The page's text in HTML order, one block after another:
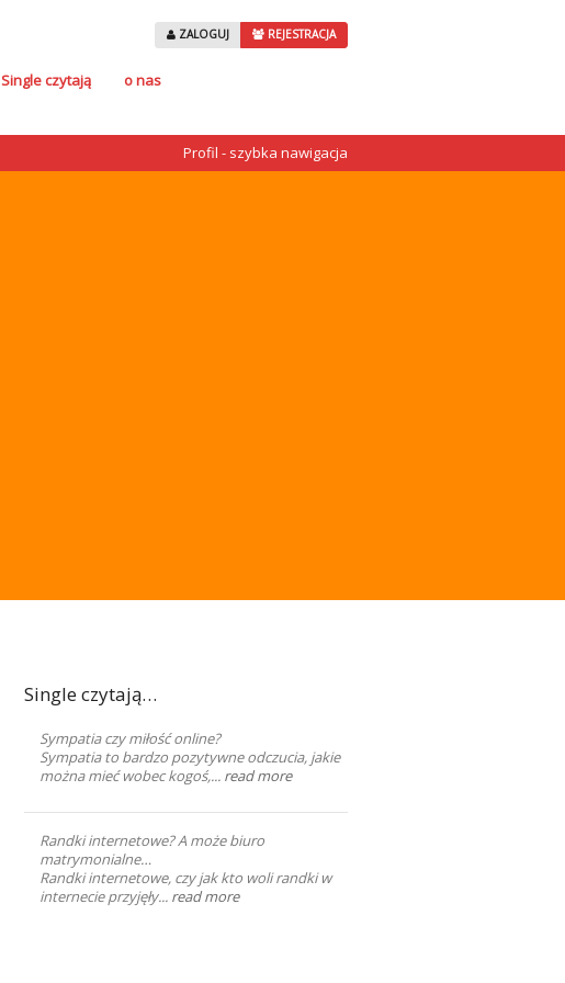
ZALOGUJ REJESTRACJA
Single czytają o nas
Profil - szybka nawigacja
Single czytają…
Sympatia czy miłość online?
Sympatia to bardzo pozytywne odczucia, jakie
można mieć wobec kogoś,... read more
Randki internetowe? A może biuro
matrymonialne…
Randki internetowe, czy jak kto woli randki w
internecie przyjęły... read more